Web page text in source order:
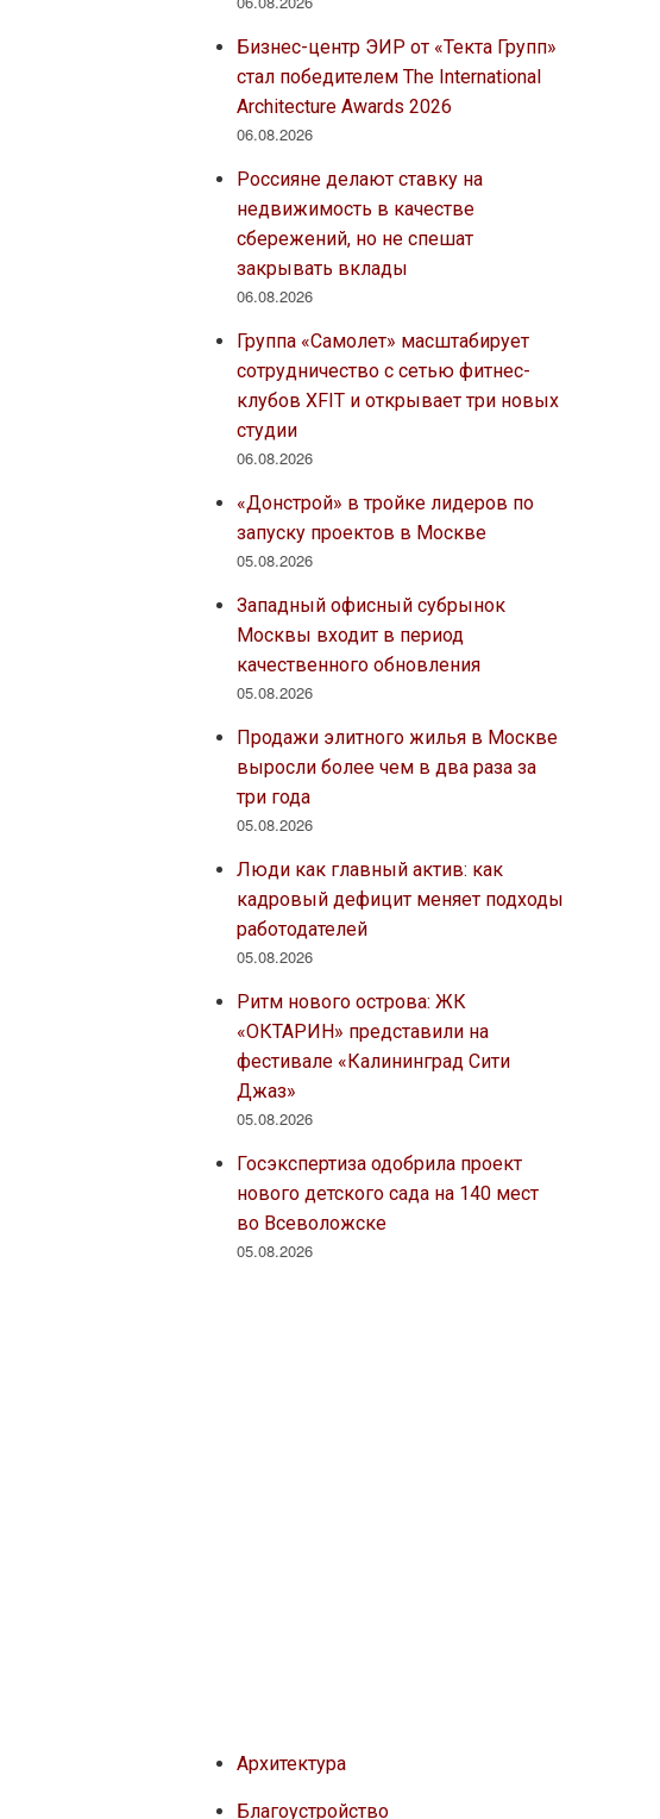
Бизнес-центр ЭИР от «Текта Групп»
стал победителем The International
Architecture Awards 2026
06.08.2026
Россияне делают ставку на
недвижимость в качестве
сбережений, но не спешат
закрывать вклады
06.08.2026
Группа «Самолет» масштабирует
сотрудничество с сетью фитнес-
клубов XFIT и открывает три новых
студии
06.08.2026
«Донстрой» в тройке лидеров по
запуску проектов в Москве
05.08.2026
Западный офисный субрынок
Москвы входит в период
качественного обновления
05.08.2026
Продажи элитного жилья в Москве
выросли более чем в два раза за
три года
05.08.2026
Люди как главный актив: как
кадровый дефицит меняет подходы
работодателей
05.08.2026
Ритм нового острова: ЖК
«ОКТАРИН» представили на
фестивале «Калининград Сити
Джаз»
05.08.2026
Госэкспертиза одобрила проект
нового детского сада на 140 мест
во Всеволожске
05.08.2026
Архитектура
Благоустройство